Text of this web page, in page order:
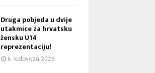
Druga pobjeda u dvije
utakmice za hrvatsku
žensku U14
reprezentaciju!
6. kolovoza 2026.